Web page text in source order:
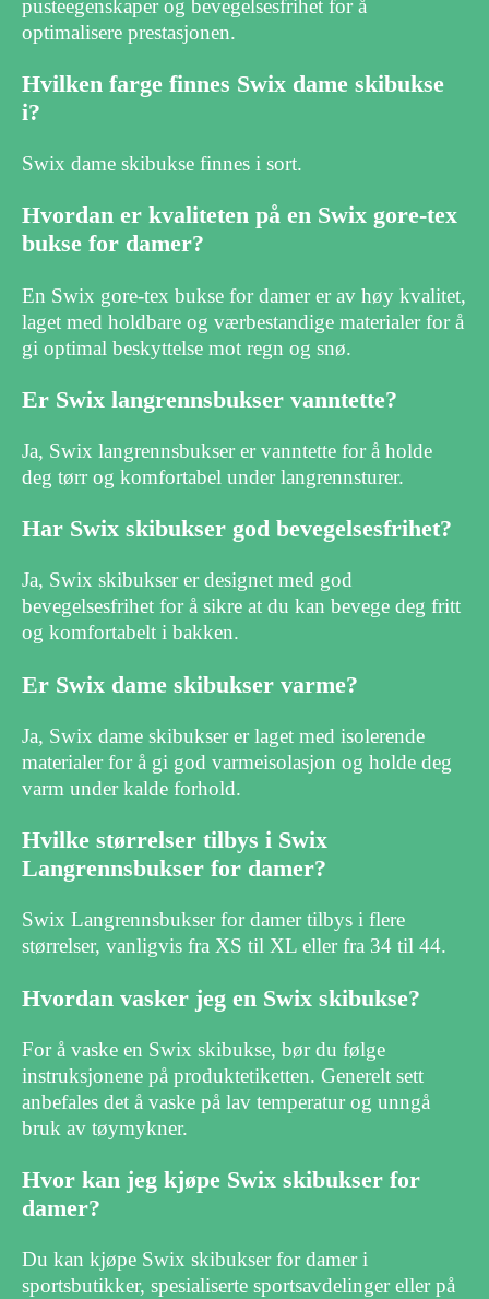
pusteegenskaper og bevegelsesfrihet for å
optimalisere prestasjonen.
Hvilken farge finnes Swix dame skibukse
i?
Swix dame skibukse finnes i sort.
Hvordan er kvaliteten på en Swix gore-tex
bukse for damer?
En Swix gore-tex bukse for damer er av høy kvalitet,
laget med holdbare og værbestandige materialer for å
gi optimal beskyttelse mot regn og snø.
Er Swix langrennsbukser vanntette?
Ja, Swix langrennsbukser er vanntette for å holde
deg tørr og komfortabel under langrennsturer.
Har Swix skibukser god bevegelsesfrihet?
Ja, Swix skibukser er designet med god
bevegelsesfrihet for å sikre at du kan bevege deg fritt
og komfortabelt i bakken.
Er Swix dame skibukser varme?
Ja, Swix dame skibukser er laget med isolerende
materialer for å gi god varmeisolasjon og holde deg
varm under kalde forhold.
Hvilke størrelser tilbys i Swix
Langrennsbukser for damer?
Swix Langrennsbukser for damer tilbys i flere
størrelser, vanligvis fra XS til XL eller fra 34 til 44.
Hvordan vasker jeg en Swix skibukse?
For å vaske en Swix skibukse, bør du følge
instruksjonene på produktetiketten. Generelt sett
anbefales det å vaske på lav temperatur og unngå
bruk av tøymykner.
Hvor kan jeg kjøpe Swix skibukser for
damer?
Du kan kjøpe Swix skibukser for damer i
sportsbutikker, spesialiserte sportsavdelinger eller på